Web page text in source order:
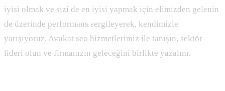
iyisi olmak ve sizi de en iyisi yapmak için elimizden gelenin
de üzerinde performans sergileyerek, kendimizle
yarışıyoruz. Avukat seo hizmetlerimiz ile tanışın, sektör
lideri olun ve firmanızın geleceğini birlikte yazalım.